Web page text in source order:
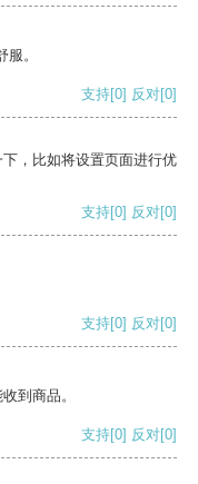
。
支持[0] 反对[0]
，比如将设置页面进行优
支持[0] 反对[0]
支持[0] 反对[0]
到商品。
支持[0] 反对[0]